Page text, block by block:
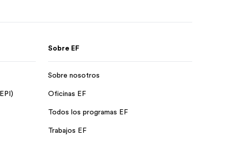
Sobre EF
Sobre nosotros
Oficinas EF
Todos los programas EF
Trabajos EF